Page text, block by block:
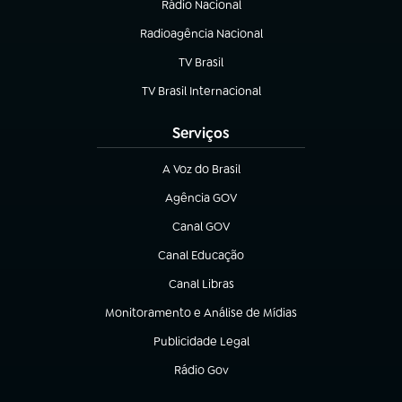
Rádio Nacional
(abre em nova aba)
Radioagência Nacional
(abre em nova aba)
TV Brasil
(abre em nova aba)
TV Brasil Internacional
(abre em nova aba)
Serviços
A Voz do Brasil
(abre em nova aba)
Agência GOV
(abre em nova aba)
Canal GOV
(abre em nova aba)
Canal Educação
(abre em nova aba)
Canal Libras
(abre em nova aba)
Monitoramento e Análise de Mídias
(abre em nova aba)
Publicidade Legal
(abre em nova aba)
Rádio Gov
(abre em nova aba)